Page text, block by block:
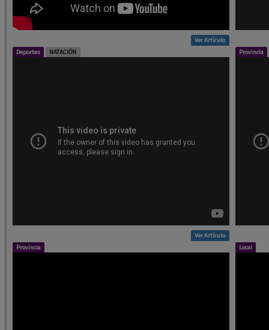
Ver Artículo
Deportes NATACIÓN
Ver Artículo
Provincia
Provincia Local